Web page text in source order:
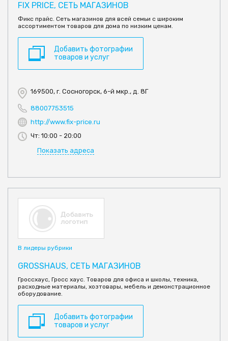
FIX PRICE, СЕТЬ МАГАЗИНОВ
Фикс прайс. Сеть магазинов для всей семьи с широким
ассортиментом товаров для дома по низким ценам.
Добавить фотографии
товаров и услуг
169500, г. Сосногорск, 6-й мкр., д. 8Г
88007753515
http://www.fix-price.ru
Чт: 10:00 - 20:00
Показать адреса
В лидеры рубрики
GROSSHAUS, СЕТЬ МАГАЗИНОВ
Гроссхаус, Гросс хаус. Товаров для офиса и школы, техника,
расходные материалы, хозтовары, мебель и демонстрационное
оборудование.
Добавить фотографии
товаров и услуг